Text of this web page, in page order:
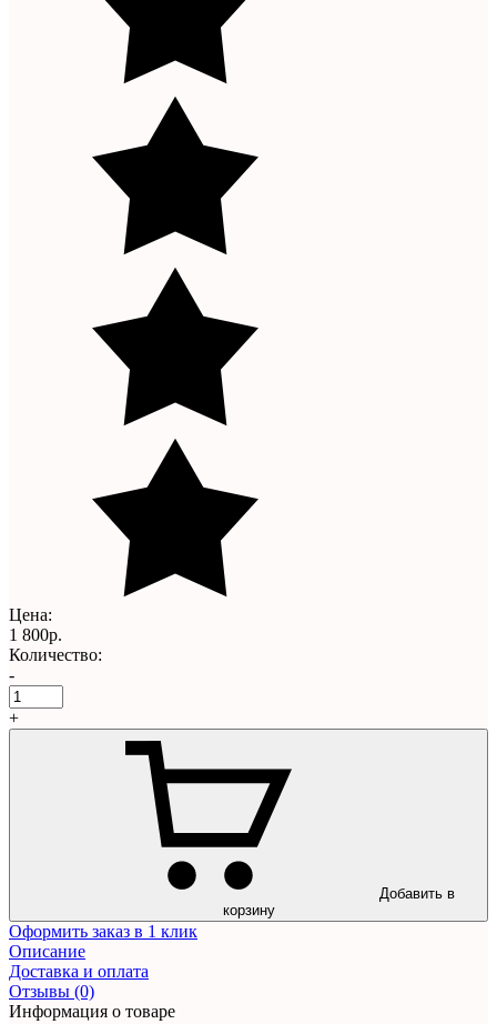
Цена:
1 800р.
Количество:
-
+
Добавить в
корзину
Оформить заказ в 1 клик
Описание
Доставка и оплата
Отзывы (0)
Информация о товаре